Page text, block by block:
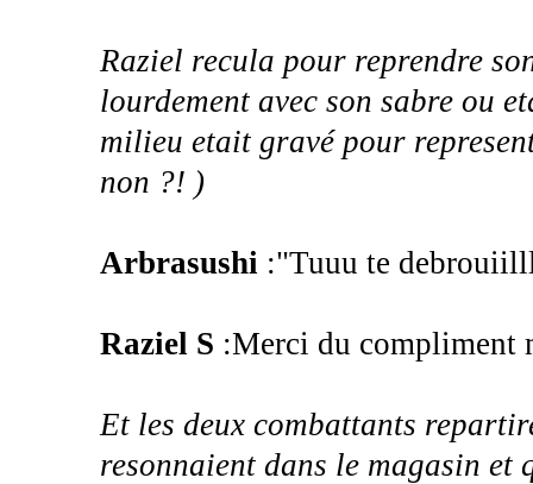
Raziel recula pour reprendre
lourdement avec son sabre ou
milieu etait gravé pour
non ?! )
Arbrasushi :"Tuuu te
Raziel S :Merci du compliment
Et les deux combattants
resonnaient dans le magasin